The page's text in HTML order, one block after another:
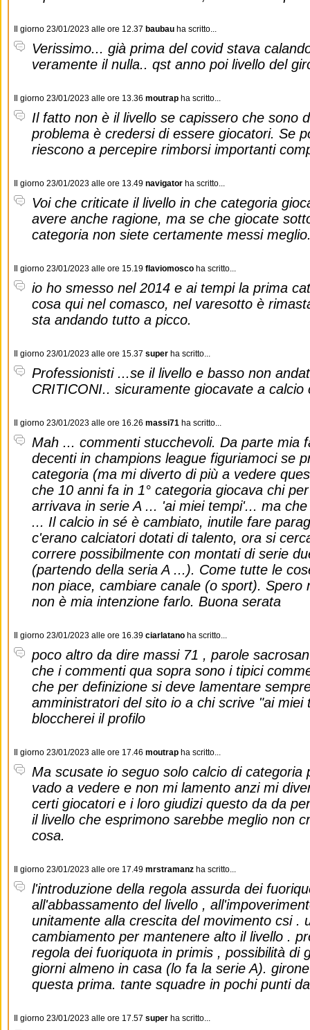
Il giorno 23/01/2023 alle ore 12.37 baubau ha scritto...
Verissimo... già prima del covid stava
veramente il nulla.. qst anno poi livello del
Il giorno 23/01/2023 alle ore 13.36 moutrap ha scritto...
Il fatto non è il livello se capissero che sono
problema è credersi di essere giocatori. Se
riescono a percepire rimborsi importanti
Il giorno 23/01/2023 alle ore 13.49 navigator ha scritto...
Voi che criticate il livello in che categoria
avere anche ragione, ma se che giocate
categoria non siete certamente messi
Il giorno 23/01/2023 alle ore 15.19 flaviomosco ha scritto...
io ho smesso nel 2014 e ai tempi la prima
cosa qui nel comasco, nel varesotto è
sta andando tutto a picco.
Il giorno 23/01/2023 alle ore 15.37 super ha scritto...
Professionisti ...se il livello e basso non
CRITICONI.. sicuramente giocavate a calcio
Il giorno 23/01/2023 alle ore 16.26 massi71 ha scritto...
Mah ... commenti stucchevoli. Da parte mia
decenti in champions league figuriamoci se
categoria (ma mi diverto di più a vedere
che 10 anni fa in 1° categoria giocava chi
arrivava in serie A ... 'ai miei tempi'... ma
... Il calcio in sé è cambiato, inutile fare
c'erano calciatori dotati di talento, ora si
correre possibilmente con montati di serie
(partendo della seria A ...). Come tutte le
non piace, cambiare canale (o sport). Spero
non è mia intenzione farlo. Buona serata
Il giorno 23/01/2023 alle ore 16.39 ciarlatano ha scritto...
poco altro da dire massi 71 , parole
che i commenti qua sopra sono i tipici
che per definizione si deve lamentare
amministratori del sito io a chi scrive "ai miei
bloccherei il profilo
Il giorno 23/01/2023 alle ore 17.46 moutrap ha scritto...
Ma scusate io seguo solo calcio di categoria
vado a vedere e non mi lamento anzi mi
certi giocatori e i loro giudizi questo da da
il livello che esprimono sarebbe meglio non
cosa.
Il giorno 23/01/2023 alle ore 17.49 mrstramanz ha scritto...
l'introduzione della regola assurda dei
all'abbassamento del livello ,
unitamente alla crescita del movimento csi .
cambiamento per mantenere alto il livello .
regola dei fuoriquota in primis , possibilità di
giorni almeno in casa (lo fa la serie A).
questa prima. tante squadre in pochi punti
Il giorno 23/01/2023 alle ore 17.57 super ha scritto...